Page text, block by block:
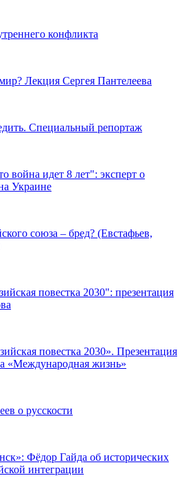
конфликта
Лекция Сергея Пантелеева
Специальный репортаж
война идет 8 лет": эксперт о
Украине
союза – бред? (Евстафьев,
повестка 2030": презентация
повестка 2030». Презентация
«Международная жизнь»
о русскости
Фёдор Гайда об исторических
интеграции